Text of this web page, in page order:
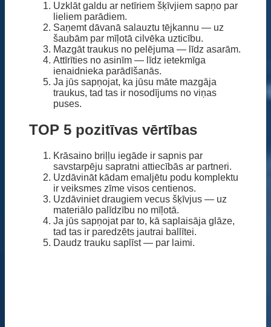
Uzklāt galdu ar netīriem šķīvjiem sapņo par
lieliem parādiem.
Saņemt dāvanā salauztu tējkannu — uz
šaubām par mīļotā cilvēka uzticību.
Mazgāt traukus no pelējuma — līdz asarām.
Attīrīties no asinīm — līdz ietekmīga
ienaidnieka parādīšanās.
Ja jūs sapņojat, ka jūsu māte mazgāja
traukus, tad tas ir nosodījums no viņas
puses.
TOP 5 pozitīvas vērtības
Krāsaino briļļu iegāde ir sapnis par
savstarpēju sapratni attiecībās ar partneri.
Uzdāvināt kādam emaljētu podu komplektu
ir veiksmes zīme visos centienos.
Uzdāviniet draugiem vecus šķīvjus — uz
materiālo palīdzību no mīļotā.
Ja jūs sapņojat par to, kā saplaisāja glāze,
tad tas ir paredzēts jautrai ballītei.
Daudz trauku saplīst — par laimi.